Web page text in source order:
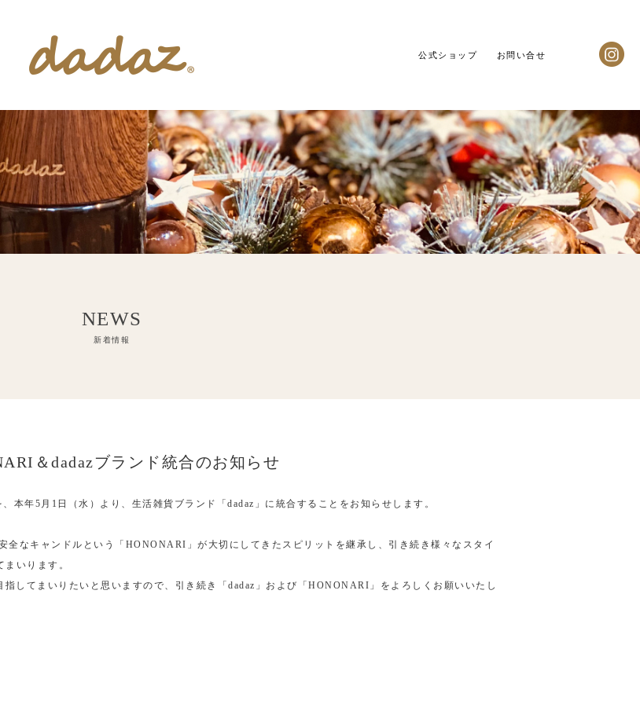
公式ショップ お問い合せ
AROMA
NEWS
新着情報
＆dadazブランド統合のお知らせ
年5月1日（水）より、生活雑貨ブランド「dadaz」に統合することをお知らせします。
なキャンドルという「HONONARI」が大切にしてきたスピリットを継承し、引き続き様々なスタイ
いります。
してまいりたいと思いますので、引き続き「dadaz」および「HONONARI」をよろしくお願いいたし